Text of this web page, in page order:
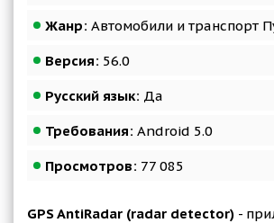
Жанр: Автомобили и транспорт
Версия: 56.0
Русский язык: Да
Требования: Android 5.0
Просмотров: 77 085
GPS AntiRadar (radar detector) -